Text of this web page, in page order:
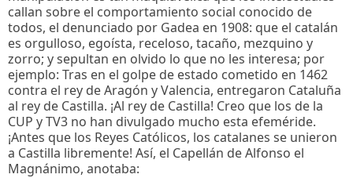
callan sobre el comportamiento social conocido de
todos, el denunciado por Gadea en 1908: que el catalán
es orgulloso, egoísta, receloso, tacaño, mezquino y
zorro; y sepultan en olvido lo que no les interesa; por
ejemplo: Tras en el golpe de estado cometido en 1462
contra el rey de Aragón y Valencia, entregaron Cataluña
al rey de Castilla. ¡Al rey de Castilla! Creo que los de la
CUP y TV3 no han divulgado mucho esta efeméride.
¡Antes que los Reyes Católicos, los catalanes se unieron
a Castilla libremente! Así, el Capellán de Alfonso el
Magnánimo, anotaba: